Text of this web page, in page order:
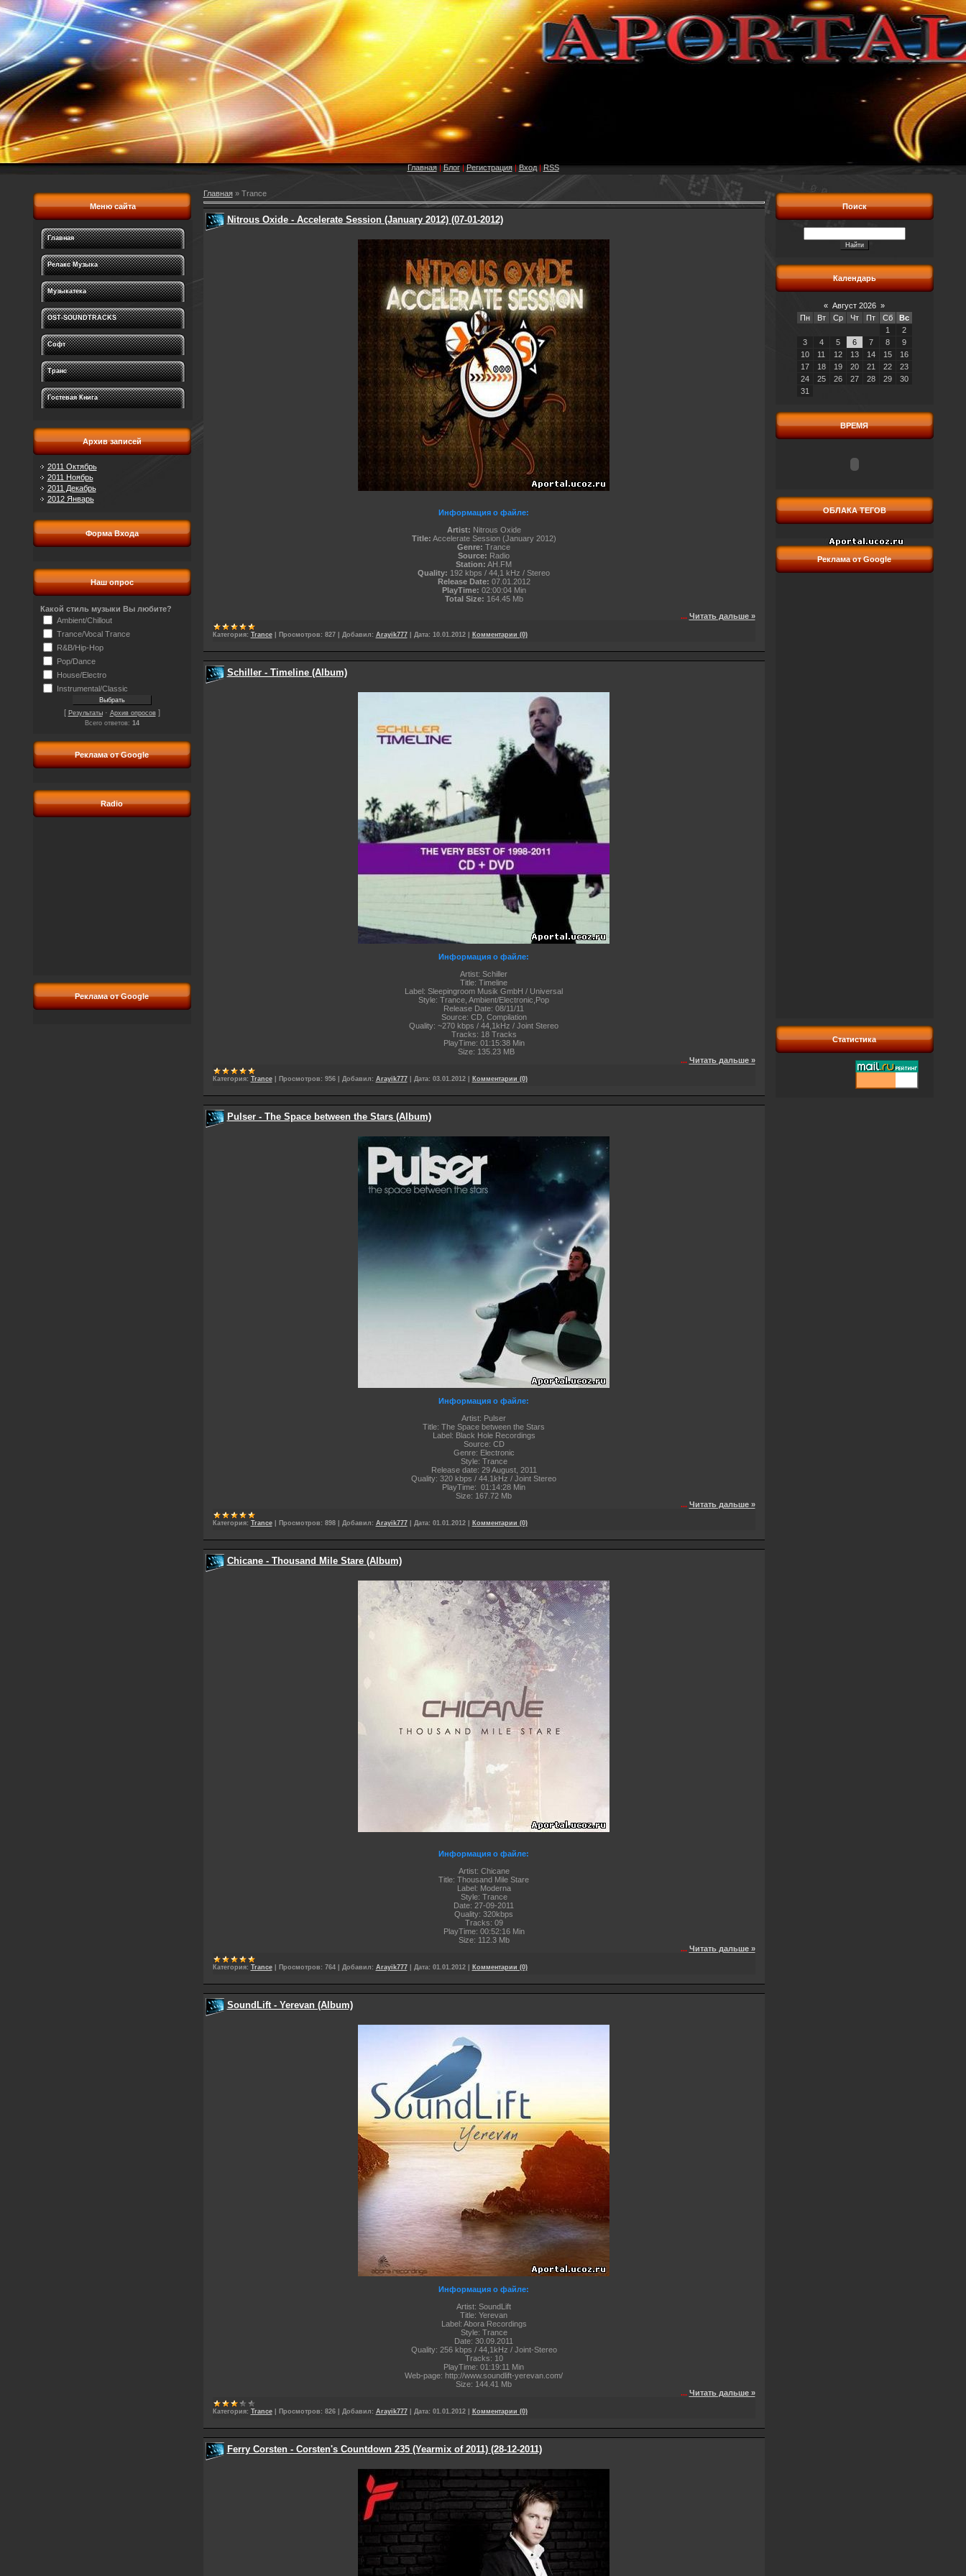
Главная|Блог|Регистрация|Вход|RSS
Меню сайта
Главная
Релакс Музыка
Музыкатека
OST-SOUNDTRACKS
Софт
Транс
Гостевая Книга
Архив записей
2011 Октябрь
2011 Ноябрь
2011 Декабрь
2012 Январь
Форма Входа
Наш опрос
Какой стиль музыки Вы любите?
Ambient/Chillout
Trance/Vocal Trance
R&B/Hip-Hop
Pop/Dance
House/Electro
Instrumental/Classic
[ Результаты· Архив опросов]
Всего ответов: 14
Реклама от Google
Radio
Реклама от Google
Главная» Trance
Nitrous Oxide - Accelerate Session (January 2012) (07-01-2012)
Информация о файле:
Artist: Nitrous Oxide
Title: Accelerate Session (January 2012)
Genre: Trance
Source: Radio
Station: AH.FM
Quality: 192 kbps / 44,1 kHz / Stereo
Release Date: 07.01.2012
PlayTime: 02:00:04 Min
Total Size: 164.45 Mb
... Читать дальше »
Категория: Trance Просмотров: 827 Добавил: Arayik777 Дата: 10.01.2012 Комментарии (0)
Schiller - Timeline (Album)
Информация о файле:
Artist: Schiller
Title: Timeline
Label: Sleepingroom Musik GmbH / Universal
Style: Trance, Ambient/Electronic,Pop
Release Date: 08/11/11
Source: CD, Compilation
Quality: ~270 kbps / 44,1kHz / Joint Stereo
Tracks: 18 Tracks
PlayTime: 01:15:38 Min
Size: 135.23 MB
... Читать дальше »
Категория: Trance Просмотров: 956 Добавил: Arayik777 Дата: 03.01.2012 Комментарии (0)
Pulser - The Space between the Stars (Album)
Информация о файле:
Artist: Pulser
Title: The Space between the Stars
Label: Black Hole Recordings
Source: CD
Genre: Electronic
Style: Trance
Release date: 29 August, 2011
Quality: 320 kbps / 44.1kHz / Joint Stereo
PlayTime: 01:14:28 Min
Size: 167.72 Mb
... Читать дальше »
Категория: Trance Просмотров: 898 Добавил: Arayik777 Дата: 01.01.2012 Комментарии (0)
Chicane - Thousand Mile Stare (Album)
Информация о файле:
Artist: Chicane
Title: Thousand Mile Stare
Label: Moderna
Style: Trance
Date: 27-09-2011
Quality: 320kbps
Tracks: 09
PlayTime: 00:52:16 Min
Size: 112.3 Mb
... Читать дальше »
Категория: Trance Просмотров: 764 Добавил: Arayik777 Дата: 01.01.2012 Комментарии (0)
SoundLift - Yerevan (Album)
Информация о файле:
Artist: SoundLift
Title: Yerevan
Label: Abora Recordings
Style: Trance
Date: 30.09.2011
Quality: 256 kbps / 44,1kHz / Joint-Stereo
Tracks: 10
PlayTime: 01:19:11 Min
Web-page: http://www.soundlift-yerevan.com/
Size: 144.41 Mb
... Читать дальше »
Категория: Trance Просмотров: 826 Добавил: Arayik777 Дата: 01.01.2012 Комментарии (0)
Ferry Corsten - Corsten's Countdown 235 (Yearmix of 2011) (28-12-2011)
Поиск
Календарь
« Август 2026 »
Пн
Вт Ср Чт Пт Сб
Вс
1
2
3
4 5 6 7 8
9
10
11 12 13 14 15
16
17
18 19 20 21 22
23
24
25 26 27 28 29
30
31
ВРЕМЯ
ОБЛАКА ТЕГОВ
Реклама от Google
Статистика